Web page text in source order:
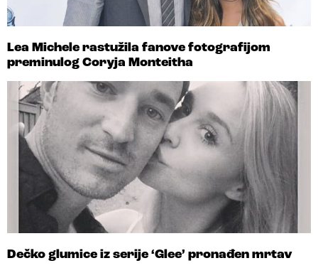
Lea Michele rastužila fanove fotografijom
preminulog Coryja Monteitha
Dečko glumice iz serije ‘Glee’ pronađen mrtav